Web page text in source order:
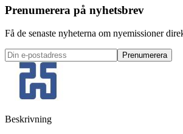
Prenumerera på nyhetsbrev
Få de senaste nyheterna om nyemissioner
Prenumerera
Beskrivning